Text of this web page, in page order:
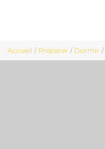
Accueil / Préparer / Dormir /